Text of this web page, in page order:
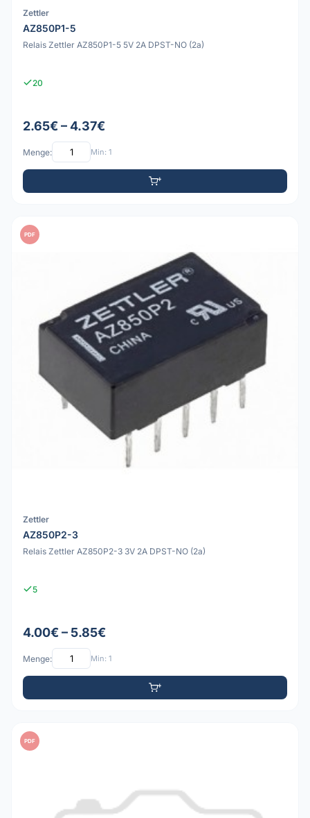
Zettler
AZ850P1-5
Relais Zettler AZ850P1-5 5V 2A DPST-NO (2a)
20
2.65€ – 4.37€
Menge: Min: 1
PDF
Zettler
AZ850P2-3
Relais Zettler AZ850P2-3 3V 2A DPST-NO (2a)
5
4.00€ – 5.85€
Menge: Min: 1
PDF